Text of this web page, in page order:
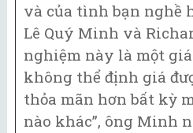
và của tình bạn nghề
Lê Quý Minh và
nghiệm này là một
không thể định giá
thỏa mãn hơn bất kỳ
nào khác”, ông Minh